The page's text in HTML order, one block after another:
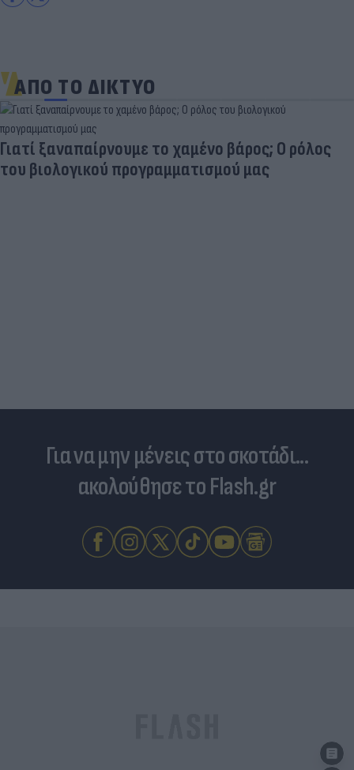
ΑΠΟ ΤΟ ΔΙΚΤΥΟ
Γιατί ξαναπαίρνουμε το χαμένο βάρος; Ο ρόλος
του βιολογικού προγραμματισμού μας
Για να μην μένεις στο σκοτάδι...
ακολούθησε το Flash.gr